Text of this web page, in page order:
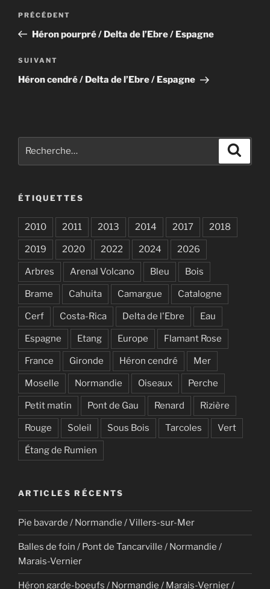
Navigation
l’article
Article
précédent
PRÉCÉDENT
Héron pourpré / Delta de l’Ebre / Espagne
Article
suivant
SUIVANT
Héron cendré / Delta de l’Ebre / Espagne
ÉTIQUETTES
2010 2011 2013 2014 2017 2018
2019 2020 2022 2024 2026
Arbres Arenal Volcano Bleu Bois
Brame Cahuita Camargue Catalogne
Cerf Costa-Rica Delta de l'Ebre Eau
Espagne Etang Europe Flamant Rose
France Gironde Héron cendré Mer
Moselle Normandie Oiseaux Perche
Petit matin Pont de Gau Renard Rizière
Rouge Soleil Sous Bois Tarcoles Vert
Étang de Rumien
ARTICLES RÉCENTS
Pie bavarde / Normandie / Villers-sur-Mer
Balles de foin / Pont de Tancarville / Normandie /
Marais-Vernier
Héron garde-boeufs / Normandie / Marais-Vernier /